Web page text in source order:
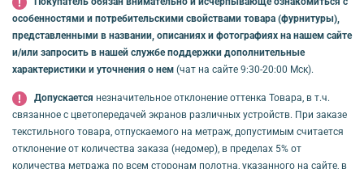
особенностями и потребительскими свойствами товара (фурнитуры),
представленными в названии, описаниях и фотографиях на нашем сайте
и/или запросить в нашей службе поддержки дополнительные
характеристики и уточнения о нем (чат на сайте 9:30-20:00 Мск).
Допускается незначительное отклонение оттенка Товара, в т.ч.
связанное с цветопередачей экранов различных устройств. При заказе
текстильного товара, отпускаемого на метраж, допустимым считается
отклонение от количества заказа (недомер), в пределах 5% от
количества метража по всем сторонам полотна, указанного на сайте, в